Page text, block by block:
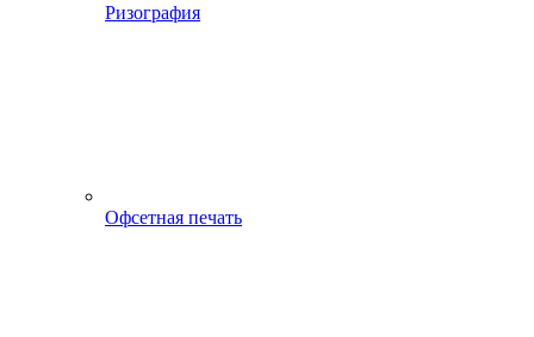
Ризография
Офсетная печать